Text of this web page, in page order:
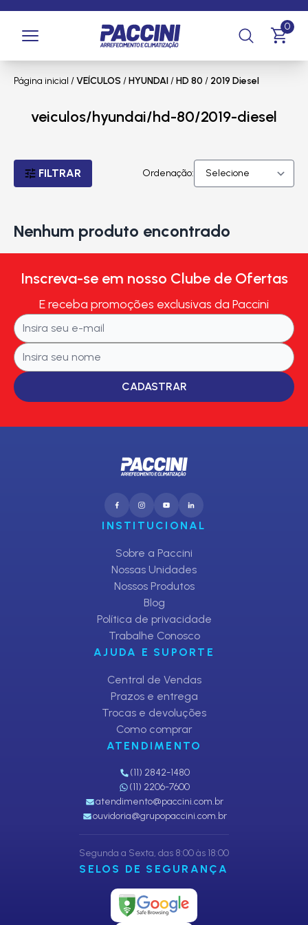
0
Página inicial /VEÍCULOS /HYUNDAI/HD 80/ 2019 Diesel
veiculos/hyundai/hd-80/2019-diesel
FILTRAR Ordenação:
Nenhum produto encontrado
Inscreva-se em nosso Clube de Ofertas
E receba promoções exclusivas da Paccini
CADASTRAR
INSTITUCIONAL
Sobre a Paccini
Nossas Unidades
Nossos Produtos
Blog
Política de privacidade
Trabalhe Conosco
AJUDA E SUPORTE
Central de Vendas
Prazos e entrega
Trocas e devoluções
Como comprar
ATENDIMENTO
(11) 2842-1480
(11) 2206-7600
atendimento@paccini.com.br
ouvidoria@grupopaccini.com.br
Segunda a Sexta, das 8:00 às 18:00
SELOS DE SEGURANÇA